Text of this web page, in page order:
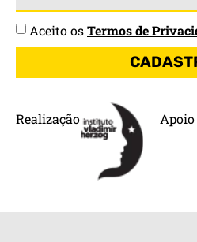
Realização Apoio
Aceito osTermos de